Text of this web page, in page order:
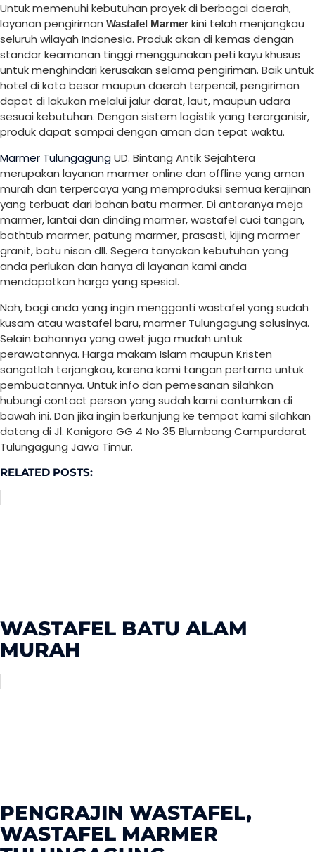
Untuk memenuhi kebutuhan proyek di berbagai daerah,
layanan pengiriman Wastafel Marmer kini telah menjangkau
seluruh wilayah Indonesia. Produk akan di kemas dengan
standar keamanan tinggi menggunakan peti kayu khusus
untuk menghindari kerusakan selama pengiriman. Baik untuk
hotel di kota besar maupun daerah terpencil, pengiriman
dapat di lakukan melalui jalur darat, laut, maupun udara
sesuai kebutuhan. Dengan sistem logistik yang terorganisir,
produk dapat sampai dengan aman dan tepat waktu.
Marmer TulungagungUD. Bintang Antik Sejahtera
merupakan layanan marmer online dan offline yang aman
murah dan terpercaya yang memproduksi semua kerajinan
yang terbuat dari bahan batu marmer. Di antaranya meja
marmer, lantai dan dinding marmer, wastafel cuci tangan,
bathtub marmer, patung marmer, prasasti, kijing marmer
granit, batu nisan dll. Segera tanyakan kebutuhan yang
anda perlukan dan hanya di layanan kami anda
mendapatkan harga yang spesial.
Nah, bagi anda yang ingin mengganti wastafel yang sudah
kusam atau wastafel baru, marmer Tulungagung solusinya.
Selain bahannya yang awet juga mudah untuk
perawatannya. Harga makam Islam maupun Kristen
sangatlah terjangkau, karena kami tangan pertama untuk
pembuatannya. Untuk info dan pemesanan silahkan
hubungi contact person yang sudah kami cantumkan di
bawah ini. Dan jika ingin berkunjung ke tempat kami silahkan
datang di Jl. Kanigoro GG 4 No 35 Blumbang Campurdarat
Tulungagung Jawa Timur.
RELATED POSTS:
WASTAFEL BATU ALAM
MURAH
PENGRAJIN WASTAFEL,
WASTAFEL MARMER